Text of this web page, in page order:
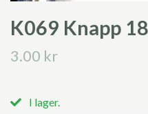
K069 Knapp
3.00 kr
I lager.